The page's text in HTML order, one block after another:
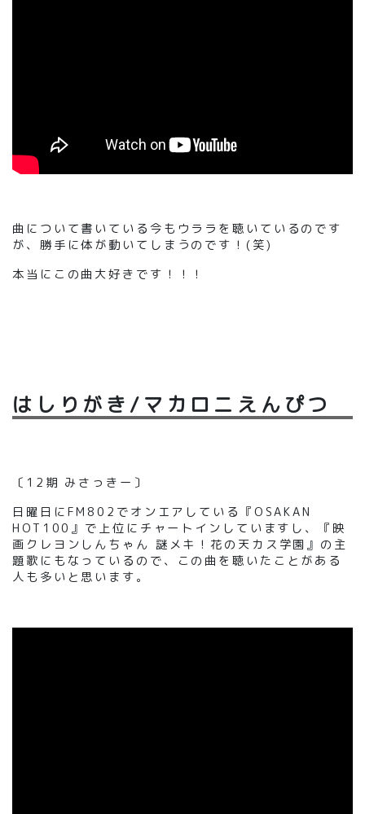
曲について書いている今もウララを聴いているのです
が、勝手に体が動いてしまうのです ！( 笑)
本当にこの曲大好きです！！！
はしりがき/マカロニえんぴつ
〔12期 みさっきー〕
日曜日にFM802でオンエアしている 『 OSAKAN
HOT100 』 で上位にチャートインしていますし、 『 映
画クレヨンしんちゃん 謎メキ！花の天カス学園 』 の主
題歌にもなっているので、この曲を聴いたことがある
人も多いと思います。